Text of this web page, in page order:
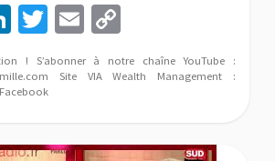
Li
n
ke
dI
n
T
wi
tt
er
E
m
ai
o
p
Li
! S’abonner à notre chaîne YouTube :
Site VIA Wealth Management :